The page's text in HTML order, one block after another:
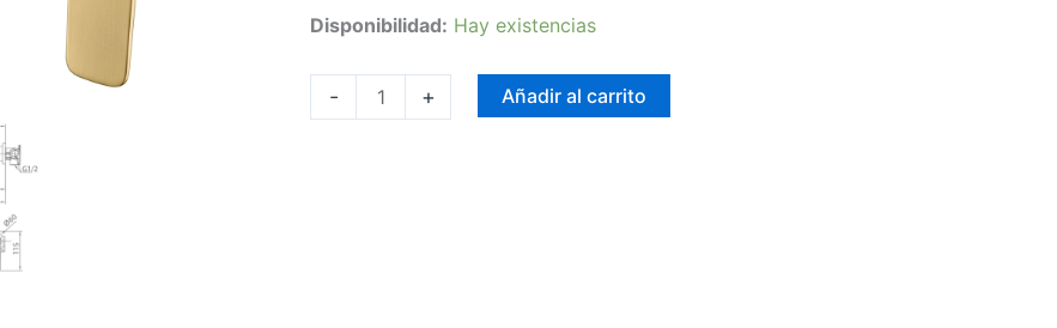
Disponibilidad: Hay existencias
- + Añadir al carrito